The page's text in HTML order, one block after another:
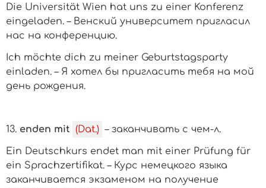
Die Universität Wien hat uns zu einer Konferenz
eingeladen. – Венский университет пригласил
нас на конференцию.
Ich möchte dich zu meiner Geburtstagsparty
einladen. – Я хотел бы пригласить тебя на мой
день рождения.
13. enden mit (Dat.) – заканчивать с чем-л.
Ein Deutschkurs endet man mit einer Prüfung für
ein Sprachzertifikat. – Курс немецкого языка
заканчивается экзаменом на получение